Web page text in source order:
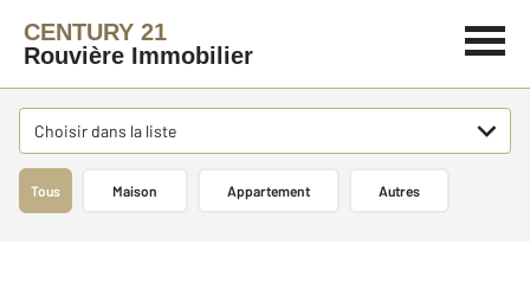
CENTURY 21
Rouvière Immobilier
Choisir dans la liste
Tous Maison Appartement Autres